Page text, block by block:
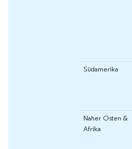
Südamerika
Naher Osten &
Afrika